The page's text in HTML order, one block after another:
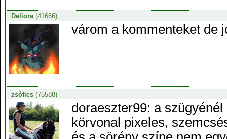
Deliora(41666)
várom a kommenteket de
zsófics(75588)
doraeszter99: a
körvonal pixeles,